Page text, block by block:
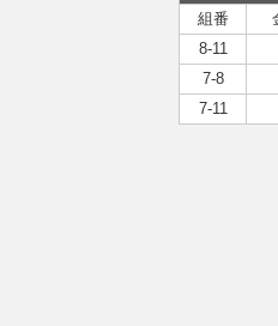
組番
8-11
7-8
7-11